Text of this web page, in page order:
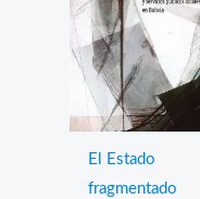
El Estado
fragmentado